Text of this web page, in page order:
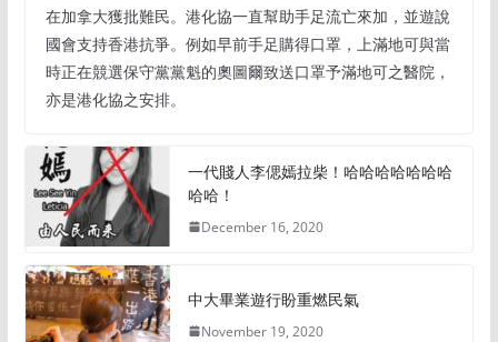
在加拿大獲批難民。港化協一直幫助手足流亡來加，並遊說
國會支持香港抗爭。例如早前手足購得口罩，上滿地可與當
時正在競選保守黨黨魁的奧圖爾致送口罩予滿地可之醫院，
亦是港化協之安排。
一代賤人李偲嫣拉柴！哈哈哈哈哈哈哈
哈哈！
December 16, 2020
中大畢業遊行盼重燃民氣
November 19, 2020